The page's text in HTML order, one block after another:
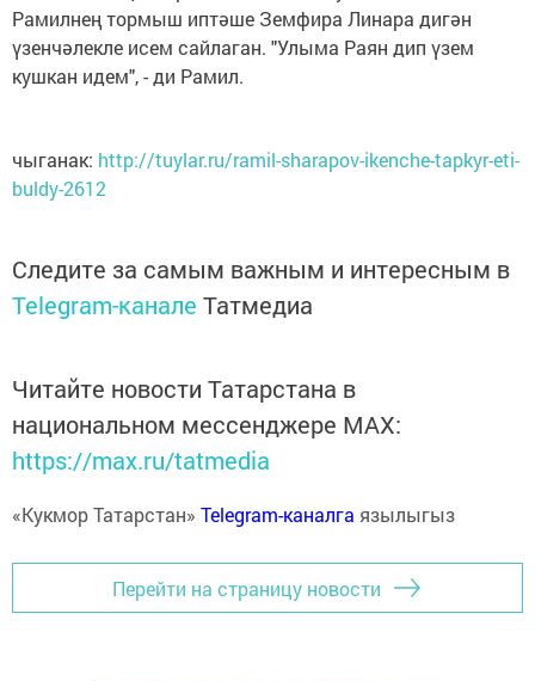
Рамилнең тормыш иптәше Земфира Линара дигән
үзенчәлекле исем сайлаган. "Улыма Раян дип үзем
кушкан идем", - ди Рамил.
чыганак: http://tuylar.ru/ramil-sharapov-ikenche-tapkyr-eti-
buldy-2612
Следите за самым важным и интересным в
Telegram-канале Татмедиа
Читайте новости Татарстана в
национальном мессенджере MАХ:
https://max.ru/tatmedia
«Кукмор Татарстан» Telegram-каналга язылыгыз
Перейти на страницу новости